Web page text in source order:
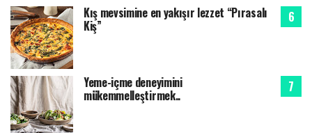
Kış mevsimine en yakışır lezzet “Pırasalı
Kiş”
Yeme-içme deneyimini
mükemmelleştirmek..